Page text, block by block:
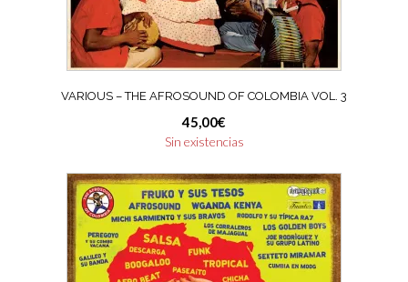
VARIOUS – THE AFROSOUND OF COLOMBIA VOL. 3
45,00€
Sin existencias